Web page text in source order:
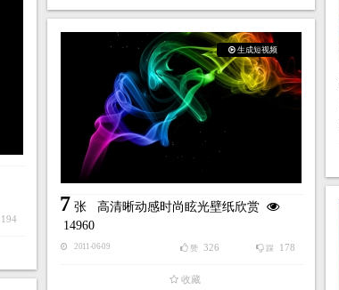
194
生成短视频
7 张 高清晰动感时尚眩光壁纸欣赏
14960
2011-06-09 踩 178
赞 326
收藏